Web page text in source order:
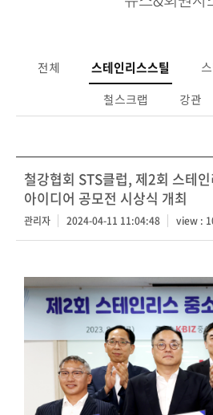
전체 스테인리스스틸
철스크랩
강관
철강협회 STS클럽, 제2회 스테
아이디어 공모전 시상식 개최
관리자 2024-04-11 11:04:48 view :